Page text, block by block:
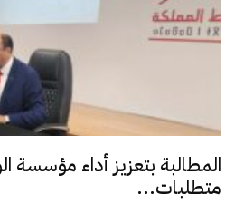
المطالبة بتعزيز أداء مؤسسة
متطلبات...